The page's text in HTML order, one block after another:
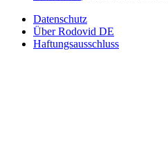
Datenschutz
Über Rodovid DE
Haftungsausschluss